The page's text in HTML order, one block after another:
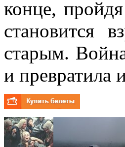
конце,
становится
старым.
и превратила